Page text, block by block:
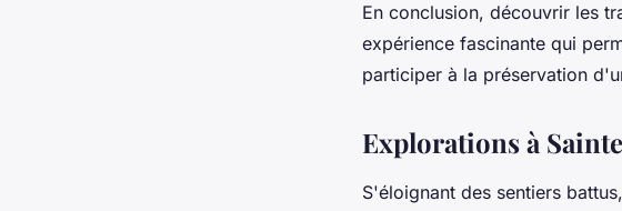
En conclusion, découvrir les
expérience fascinante qui
participer à la préservation
Explorations à
S'éloignant des sentiers